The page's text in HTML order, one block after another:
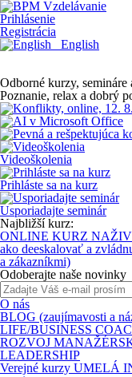
Prihlásenie
Registrácia
English
Odborné kurzy, semináre
Poznanie, relax a dobrý
Videoškolenia
Prihláste sa na kurz
Usporiadajte seminár
Najbližší kurz:
ONLINE KURZ
ako deeskalovať a
a zákazníkmi)
Odoberajte naše novinky
O nás
BLOG (zaujímavosti a
LIFE/BUSINESS
ROZVOJ
LEADERSHIP
Verejné kurzy UMELÁ